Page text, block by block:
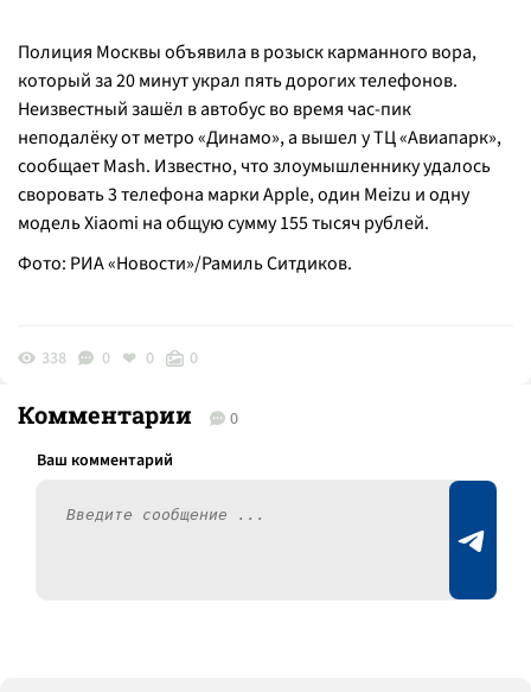
Полиция Москвы объявила в розыск карманного вора,
который за 20 минут украл пять дорогих телефонов.
Неизвестный зашёл в автобус во время час-пик
неподалёку от метро «Динамо», а вышел у ТЦ «Авиапарк»,
сообщает Mash. Известно, что злоумышленнику удалось
своровать 3 телефона марки Apple, один Meizu и одну
модель Xiaomi на общую сумму 155 тысяч рублей.
Фото: РИА «Новости»/Рамиль Ситдиков.
338 0 0 0
Комментарии 0